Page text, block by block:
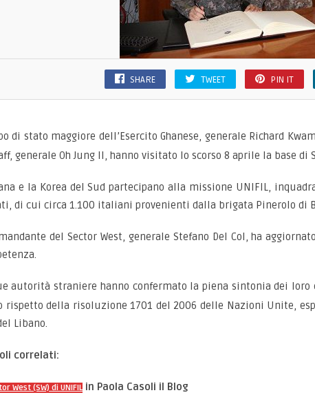
SHARE TWEET PIN IT
di stato maggiore dell’Esercito Ghanese, generale Richard
generale Oh Jung Il, hanno visitato lo scorso 8 aprile la base di
e la Korea del Sud partecipano alla missione UNIFIL,
di cui circa 1.100 italiani provenienti dalla brigata Pinerolo di
del Sector West, generale Stefano Del Col, ha
autorità straniere hanno confermato la piena sintonia dei
rispetto della risoluzione 1701 del 2006 delle Nazioni Unite,
Libano.
correlati:
West (SW) di UNIFIL in Paola Casoli il Blog